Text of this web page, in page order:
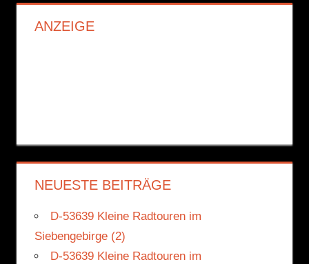
ANZEIGE
NEUESTE BEITRÄGE
D-53639 Kleine Radtouren im
Siebengebirge (2)
D-53639 Kleine Radtouren im